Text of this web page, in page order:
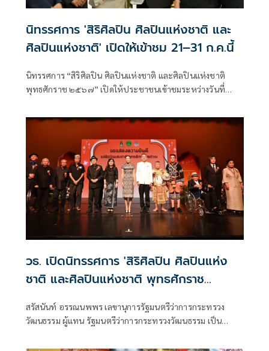
นิทรรศการ 'สิริศิลปิน ศิลปินแห่งชาติ และ
ศิลปินแห่งชาติ' เปิดให้เข้าชม 21–31 ก.ค.นี้
นิทรรศการ “สิริศิลปิน ศิลปินแห่งชาติ และศิลปินแห่งชาติ
พุทธศักราช ๒๕๖๗” เปิดให้ประชาชนเข้าชมระหว่างวันที่
วันที่ ๒๒ และ ๓๑ กรกฎาคม ๒๕๖๙ เวลา ๐๙.๐๐ – ๒๐.๐๐ น.)
วธ. เปิดนิทรรศการ 'สิริศิลปิน ศิลปินแห่ง
ชาติ และศิลปินแห่งชาติ พุทธศักราช
สรัสนันท์ อรรณนพพร เลขานุการรัฐมนตรีว่าการกระทรวง
วัฒนธรรม ผู้แทน รัฐมนตรีว่าการกระทรวงวัฒนธรรม เป็น
สิริศิลปิน ศิลปินแห่งชาติ และประวัติ ผลงานของศิลปินแห่ง